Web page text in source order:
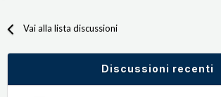
Vai alla lista discussioni
Discussioni recenti